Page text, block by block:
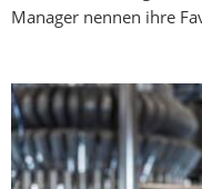
Manager nennen ihre